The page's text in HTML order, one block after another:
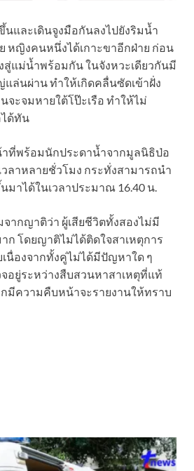
และเดินจูงมือกันลงไปยังริมน้ำ
หญิงคนหนึ่งได้เกาะขาอีกฝ่าย ก่อน
สู่แม่น้ำพร้อมกัน ในจังหวะเดียวกันมี
ล่นผ่าน ทำให้เกิดคลื่นซัดเข้าฝั่ง
จะจมหายใต้โป๊ะเรือ ทำให้ไม่
ได้ทัน
าที่พร้อมนักประดาน้ำจากมูลนิธิป่อ
วลาหลายชั่วโมง กระทั่งสามารถนำ
มาได้ในเวลาประมาณ 16.40 น.
จากญาติว่า ผู้เสียชีวิตทั้งสองไม่มี
ก โดยญาติไม่ได้ติดใจสาเหตุการ
เนื่องจากทั้งคู่ไม่ได้มีปัญหาใด ๆ
อยู่ระหว่างสืบสวนหาสาเหตุที่แท้
มีความคืบหน้าจะรายงานให้ทราบ